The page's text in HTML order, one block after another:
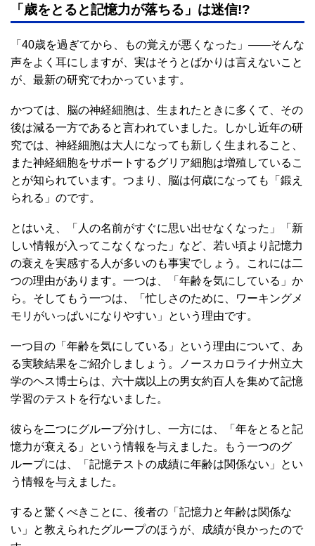
「歳をとると記憶力が落ちる」は迷信!?
「40歳を過ぎてから、もの覚えが悪くなった」――そんな
声をよく耳にしますが、実はそうとばかりは言えないこと
が、最新の研究でわかっています。
かつては、脳の神経細胞は、生まれたときに多くて、その
後は減る一方であると言われていました。しかし近年の研
究では、神経細胞は大人になっても新しく生まれること、
また神経細胞をサポートするグリア細胞は増殖しているこ
とが知られています。つまり、脳は何歳になっても「鍛え
られる」のです。
とはいえ、「人の名前がすぐに思い出せなくなった」「新
しい情報が入ってこなくなった」など、若い頃より記憶力
の衰えを実感する人が多いのも事実でしょう。これには二
つの理由があります。一つは、「年齢を気にしている」か
ら。そしてもう一つは、「忙しさのために、ワーキングメ
モリがいっぱいになりやすい」という理由です。
一つ目の「年齢を気にしている」という理由について、あ
る実験結果をご紹介しましょう。ノースカロライナ州立大
学のヘス博士らは、六十歳以上の男女約百人を集めて記憶
学習のテストを行ないました。
彼らを二つにグループ分けし、一方には、「年をとると記
憶力が衰える」という情報を与えました。もう一つのグ
ループには、「記憶テストの成績に年齢は関係ない」とい
う情報を与えました。
すると驚くべきことに、後者の「記憶力と年齢は関係な
い」と教えられたグループのほうが、成績が良かったので